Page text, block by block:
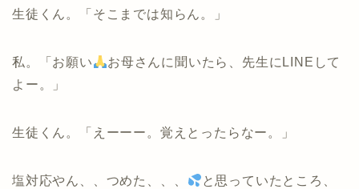
生徒くん。「そこまでは知らん。」
私。「お願い
お母さんに聞いたら、先生にLINEして
よー。」
生徒くん。「えーーー。覚えとったらなー。」
塩対応やん、、つめた、、、
と思っていたところ、